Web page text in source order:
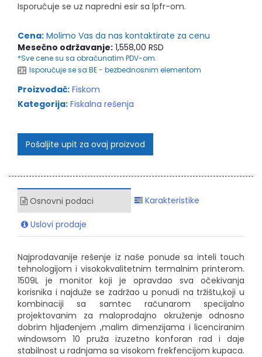
Isporučuje se uz napredni esir sa lpfr-om.
Cena: Molimo Vas da nas kontaktirate za cenu
Mesečno održavanje: 1,558,00 RSD
*Sve cene su sa obračunatim PDV-om.
Isporučuje se sa BE - bezbednosnim elementom
Proizvođač: Fiskom
Kategorija: Fiskalna rešenja
Pošaljite upit za ovaj proizvod
Osnovni podaci Karakteristike
Uslovi prodaje
Najprodavanije rešenje iz naše ponude sa inteli touch
tehnologijom i visokokvalitetnim termalnim printerom.
1509L je monitor koji je opravdao sva očekivanja
korisnika i najduže se zadržao u ponudi na tržištu,koji u
kombinaciji sa samtec računarom specijalno
projektovanim za maloprodajno okruženje odnosno
dobrim hljađenjem ,malim dimenzijama i licenciranim
windowsom 10 pruža izuzetno konforan rad i daje
stabilnost u radnjama sa visokom frekfencijom kupaca.